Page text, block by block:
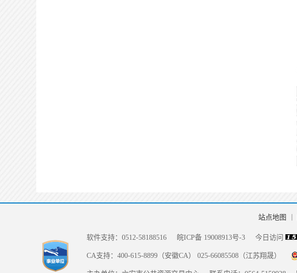
站点地图
软件支持：0512-58188516 皖ICP备 19008913号-3 今日访问
CA支持：400-615-8899（安徽CA） 025-66085508（江苏翔晟）